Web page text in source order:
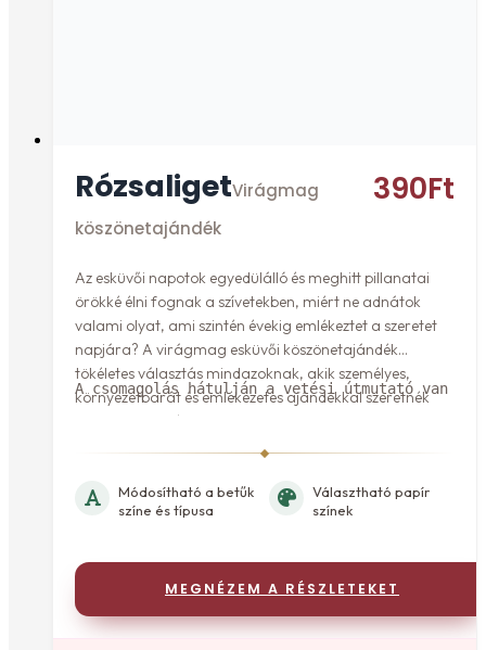
RózsaligetVirágmag
köszönetajándék
390Ft
Az esküvői napotok egyedülálló és meghitt pillanatai
örökké élni fognak a szívetekben, miért ne adnátok
valami olyat, ami szintén évekig emlékeztet a szeretet
napjára? A virágmag esküvői köszönetajándék
tökéletes választás mindazoknak, akik személyes,
környezetbarát és emlékezetes ajándékkal szeretnék
meglepni vendégeiket.
A csomagolás hátulján a vetési útmutató van
Módosítható a betűk
színe és típusa
Választható papír
színek
MEGNÉZEM A RÉSZLETEKET